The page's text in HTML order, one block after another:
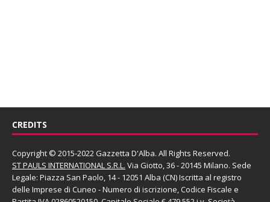
CREDITS
Copyright © 2015-2022 Gazzetta D'Alba. All Rights Reserved.
ST PAULS INTERNATIONAL S.R.L. Via Giotto, 36 - 20145 Milano. Sede
Legale: Piazza San Paolo, 14 - 12051 Alba (CN) Iscritta al registro
delle Imprese di Cuneo - Numero di iscrizione, Codice Fiscale e